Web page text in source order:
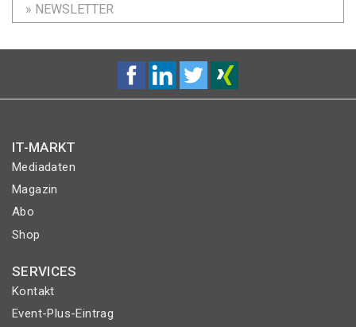
» NEWSLETTER
IT-MARKT
Mediadaten
Magazin
Abo
Shop
SERVICES
Kontakt
Event-Plus-Eintrag